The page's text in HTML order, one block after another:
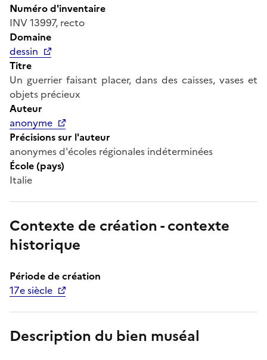
Numéro d'inventaire
INV 13997, recto
Domaine
dessin
Titre
Un guerrier faisant placer, dans des caisses, vases et
objets précieux
Auteur
anonyme
Précisions sur l'auteur
anonymes d'écoles régionales indéterminées
École (pays)
Italie
Contexte de création - contexte
historique
Période de création
17e siècle
Description du bien muséal